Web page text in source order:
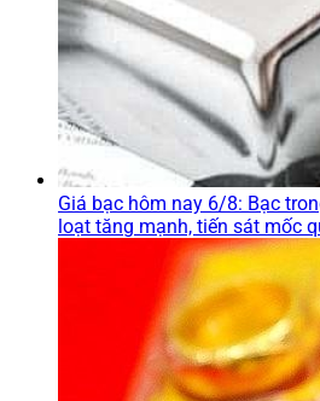
Giá bạc hôm nay 6/8: Bạc
loạt tăng mạnh, tiến sát mốc